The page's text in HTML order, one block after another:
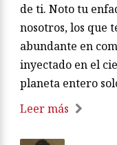
de ti. Noto tu
nosotros, los que
abundante en
inyectado en el
planeta entero
Leer más